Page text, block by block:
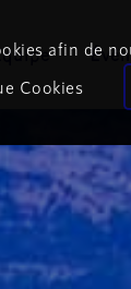
afin de
Cookies